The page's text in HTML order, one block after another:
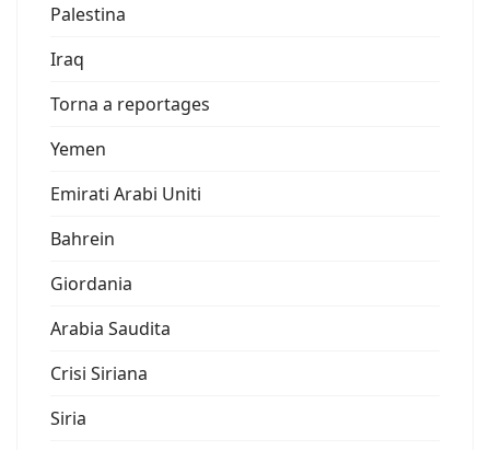
Palestina
Iraq
Torna a reportages
Yemen
Emirati Arabi Uniti
Bahrein
Giordania
Arabia Saudita
Crisi Siriana
Siria